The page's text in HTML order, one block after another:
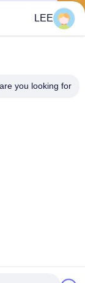
LEE
you looking for?